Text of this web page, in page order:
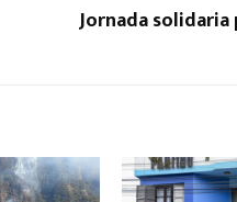
Jornada solidaria